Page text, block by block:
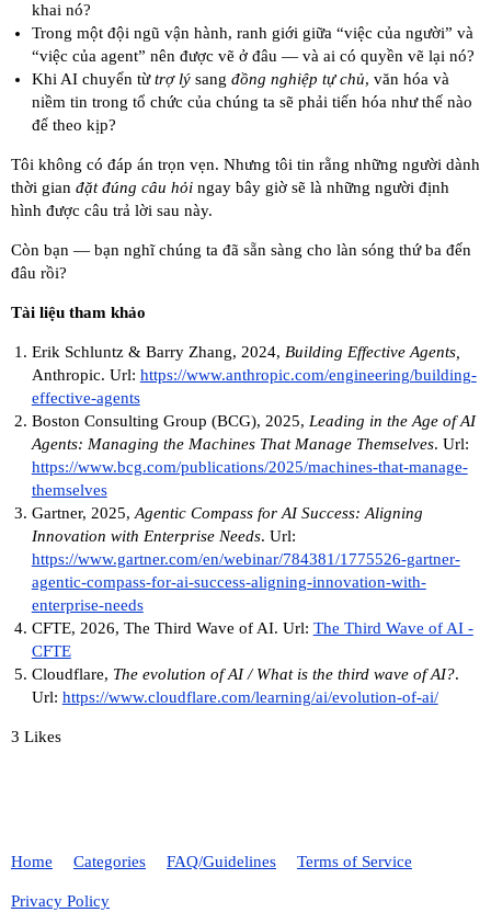
khai nó?
Trong một đội ngũ vận hành, ranh giới giữa “việc của người” và
“việc của agent” nên được vẽ ở đâu — và ai có quyền vẽ lại nó?
Khi AI chuyển từtrợ lýsang đồng nghiệp tự chủ, văn hóa và
niềm tin trong tổ chức của chúng ta sẽ phải tiến hóa như thế nào
để theo kịp?
Tôi không có đáp án trọn vẹn. Nhưng tôi tin rằng những người dành
thời gian đặt đúng câu hỏi ngay bây giờ sẽ là những người định
hình được câu trả lời sau này.
Còn bạn — bạn nghĩ chúng ta đã sẵn sàng cho làn sóng thứ ba đến
đâu rồi?
Tài liệu tham khảo
Erik Schluntz & Barry Zhang, 2024, Building Effective Agents,
Anthropic. Url: https://www.anthropic.com/engineering/building-
effective-agents
Boston Consulting Group (BCG), 2025, Leading in the Age of AI
Agents: Managing the Machines That Manage Themselves. Url:
https://www.bcg.com/publications/2025/machines-that-manage-
themselves
Gartner, 2025,Agentic Compass for AI Success: Aligning
Innovation with Enterprise Needs. Url:
https://www.gartner.com/en/webinar/784381/1775526-gartner-
agentic-compass-for-ai-success-aligning-innovation-with-
enterprise-needs
CFTE, 2026, The Third Wave of AI. Url: The Third Wave of AI -
CFTE
Cloudflare, The evolution of AI / What is the third wave of AI?.
Url: https://www.cloudflare.com/learning/ai/evolution-of-ai/
3 Likes
Home Categories FAQ/Guidelines Terms of Service
Privacy Policy